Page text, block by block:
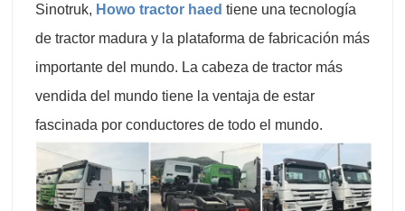
Sinotruk, Howo tractor haed tiene una tecnología
de tractor madura y la plataforma de fabricación más
importante del mundo. La cabeza de tractor más
vendida del mundo tiene la ventaja de estar
fascinada por conductores de todo el mundo.